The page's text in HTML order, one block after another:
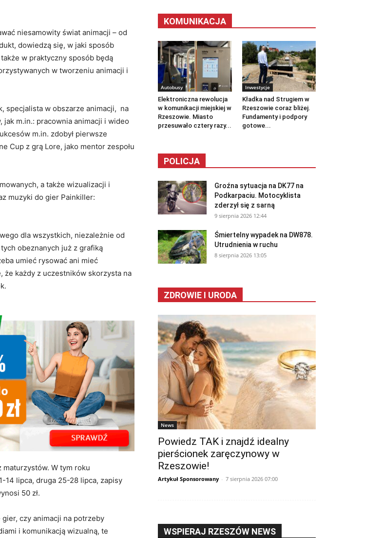
niesamowity świat animacji – od
dowiedzą się, w jaki sposób
w praktyczny sposób będą
w tworzeniu animacji i
specjalista w obszarze animacji, na
m.in.: pracownia animacji i wideo
m.in. zdobył pierwsze
Cup z grą Lore, jako mentor zespołu
a także wizualizacji i
muzyki do gier Painkiller:
dla wszystkich, niezależnie od
obeznanych już z grafiką
umieć rysować ani mieć
każdy z uczestników skorzysta na
maturzystów. W tym roku
14 lipca, druga 25-28 lipca, zapisy
50 zł.
czy animacji na potrzeby
i komunikacją wizualną, te
KOMUNIKACJA
Autobusy
Elektroniczna rewolucja
w komunikacji miejskiej w
Rzeszowie. Miasto
przesuwało cztery razy...
Inwestycje
Kładka nad Strugiem w
Rzeszowie coraz bliżej.
Fundamenty i podpory
gotowe...
POLICJA
Groźna sytuacja na DK77 na
Podkarpaciu. Motocyklista
zderzył się z sarną
9 sierpnia 2026 12:44
Śmiertelny wypadek na DW878.
Utrudnienia w ruchu
8 sierpnia 2026 13:05
ZDROWIE I URODA
News
Powiedz TAK i znajdź idealny
pierścionek zaręczynowy w
Rzeszowie!
Artykuł Sponsorowany - 7 sierpnia 2026 07:00
WSPIERAJ RZESZÓW NEWS